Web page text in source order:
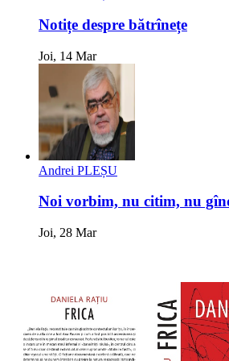
Notițe despre bătrînețe
Joi, 14 Mar
Andrei PLEȘU
Noi vorbim, nu citim, nu
Joi, 28 Mar